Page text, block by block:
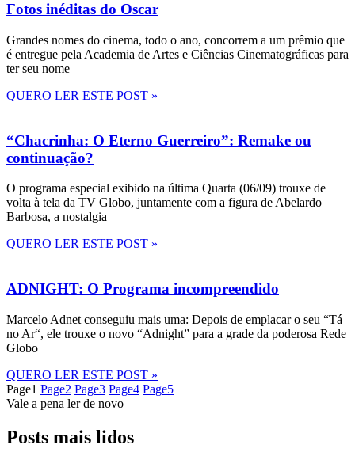
Fotos inéditas do Oscar
Grandes nomes do cinema, todo o ano, concorrem a um prêmio que
é entregue pela Academia de Artes e Ciências Cinematográficas para
ter seu nome
QUERO LER ESTE POST »
“Chacrinha: O Eterno Guerreiro”: Remake ou
continuação?
O programa especial exibido na última Quarta (06/09) trouxe de
volta à tela da TV Globo, juntamente com a figura de Abelardo
Barbosa, a nostalgia
QUERO LER ESTE POST »
ADNIGHT: O Programa incompreendido
Marcelo Adnet conseguiu mais uma: Depois de emplacar o seu “Tá
no Ar“, ele trouxe o novo “Adnight” para a grade da poderosa Rede
Globo
QUERO LER ESTE POST »
Page1 Page2 Page3 Page4 Page5
Vale a pena ler de novo
Posts mais lidos